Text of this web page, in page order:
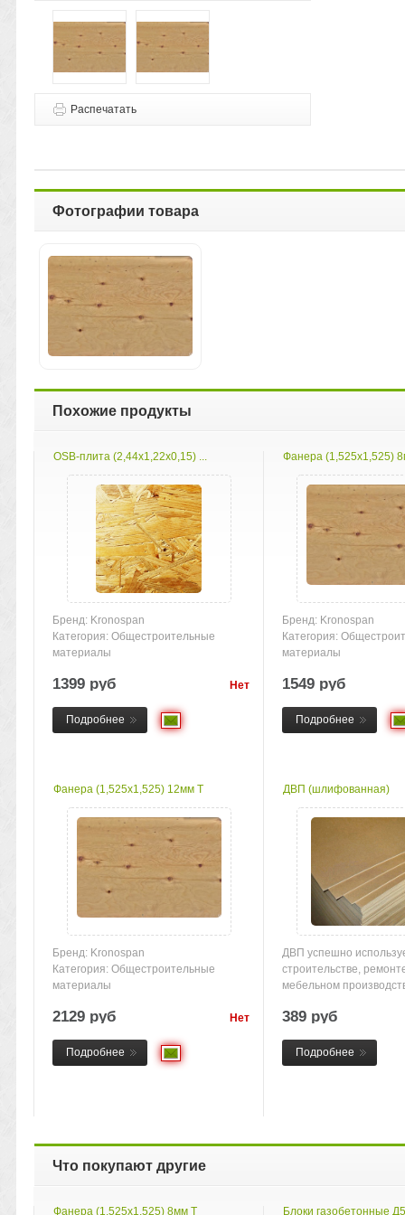
Распечатать
Фотографии товара
Похожие продукты
ОSB-плита (2,44х1,22х0,15) ...
Бренд: Kronospan
Категория: Общестроительные
материалы
1399 руб Нет
Подробнее
Фанера (1,525х1,525)
Бренд: Kronospan
Категория:
материалы
1549 руб
Подробнее
Фанера (1,525х1,525) 12мм Т
Бренд: Kronospan
Категория: Общестроительные
материалы
2129 руб Нет
Подробнее
ДВП (шлифованная)
ДВП успешно
строительстве,
мебельном
389 руб
Подробнее
Что покупают другие
Фанера (1,525х1,525) 8мм Т Блоки газобетонные